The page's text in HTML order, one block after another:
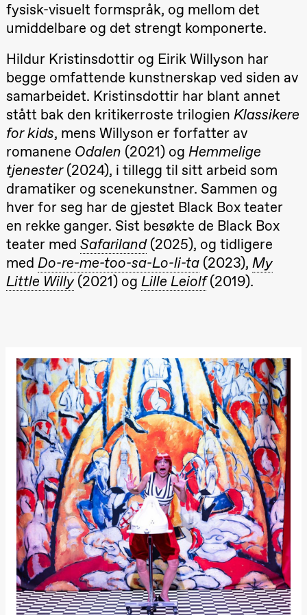
19:00
Rosalind
Goldberg
Ornate
(Black Box
Thursday, 1 October
19:00
Lucy &
Lucky:
Josephine
Kylén Collins
& Lærke
Grøntved
Lucy &
Lucky show
Lille scene
(Black Box
teater)
Friday, 2 October
19:00
Lucy &
Lucky:
Lille scene
(Black Box
teater)
Saturday, 3 October
19:00
Lucy &
Lucky:
Josephine
Kylén Collins
& Lærke
Grøntved
Lucy &
Lucky show
Lille scene
(Black Box
teater)
Sunday, 4 October
19:00
Lucy &
Lucky:
fysisk-visuelt formspråk, og mellom det
umiddelbare og det strengt komponerte.
Hildur Kristinsdottir og Eirik Willyson har
begge omfattende kunstnerskap ved siden av
samarbeidet. Kristinsdottir har blant annet
stått bak den kritikerroste trilogienKlassikere
for kids, mens Willyson er forfatter av
romanene Odalen (2021) ogHemmelige
tjenester(2024), i tillegg til sitt arbeid som
dramatiker og scenekunstner. Sammen og
hver for seg har de gjestet Black Box teater
en rekke ganger. Sist besøkte de Black Box
teater medSafariland(2025), og tidligere
medDo-re-me-too-sa-Lo-li-ta (2023),My
Little Willy(2021) ogLille Leiolf(2019).